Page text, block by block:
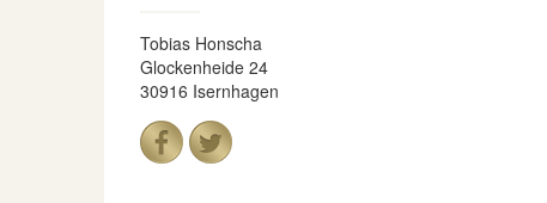
Tobias Honscha
Glockenheide 24
30916 Isernhagen